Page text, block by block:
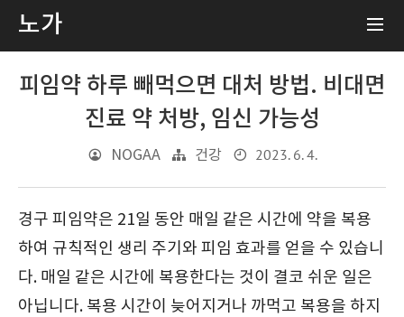
노가
피임약 하루 빼먹으면 대처 방법. 비대면
진료 약 처방, 임신 가능성
NOGAA 건강 2023. 6. 4.
경구 피임약은 21일 동안 매일 같은 시간에 약을 복용
하여 규칙적인 생리 주기와 피임 효과를 얻을 수 있습니
다. 매일 같은 시간에 복용한다는 것이 결코 쉬운 일은
아닙니다. 복용 시간이 늦어지거나 까먹고 복용을 하지